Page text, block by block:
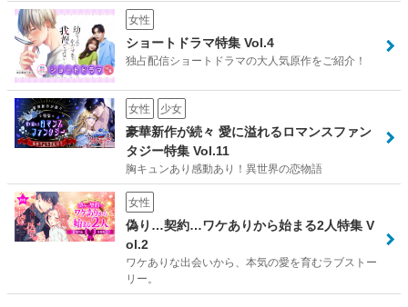
女性
ショートドラマ特集 Vol.4
独占配信ショートドラマの大人気原作をご紹介！
女性 少女
豪華新作が続々 愛に溢れるロマンスファン
タジー特集 Vol.11
胸キュンあり感動あり！異世界の恋物語
女性
偽り…契約…ワケありから始まる2人特集 V
ol.2
ワケありな出会いから、本気の愛を育むラブストー
リー。